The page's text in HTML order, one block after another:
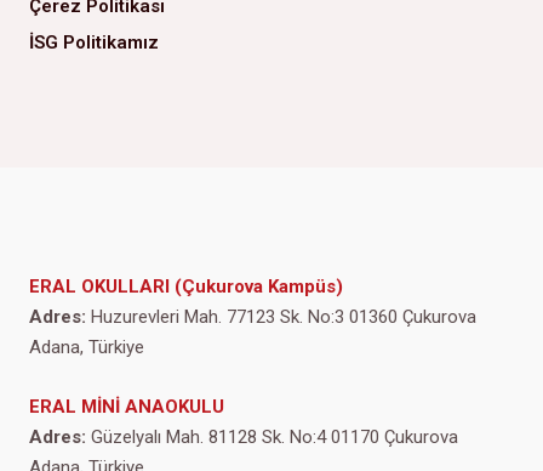
Çerez Politikası
İSG Politikamız
ERAL OKULLARI (Çukurova Kampüs)
Adres: Huzurevleri Mah. 77123 Sk. No:3 01360 Çukurova
Adana, Türkiye
ERAL MİNİ ANAOKULU
Adres: Güzelyalı Mah. 81128 Sk. No:4 01170 Çukurova